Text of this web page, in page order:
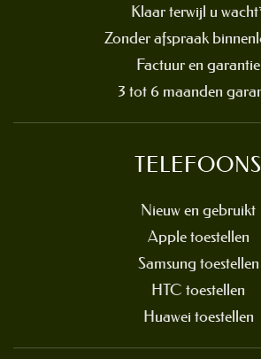
Klaar terwijl u
Zonder afspraak
Factuur en garantie
3 tot 6 maanden
TELEFOONS
Nieuw en gebruikt
Apple toestellen
Samsung toestellen
HTC toestellen
Huawei toestellen